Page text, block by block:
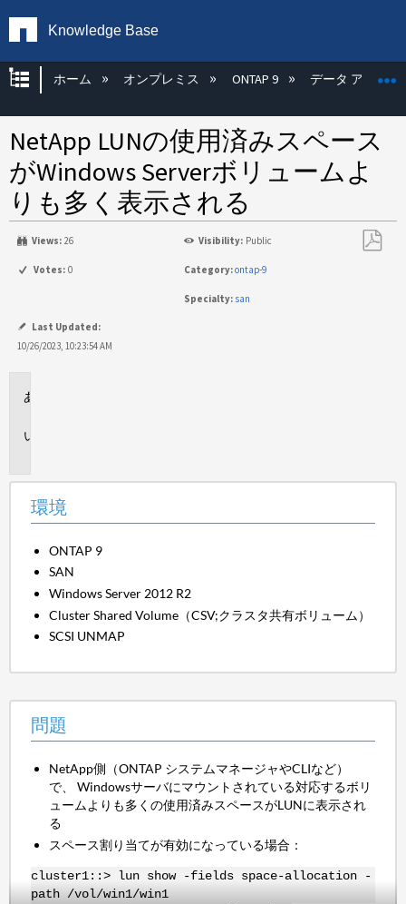
Knowledge Base
グローバル階層を展開/折りたたむ
ホーム オンプレミス ONTAP 9 データ アクセス
NetApp LUNの使用済みスペース
がWindows Serverボリュームよ
りも多く表示される
Views: 26 Visibility: Public
Votes: 0 Category:ontap-9
Specialty: san
Last Updated:
10/26/2023, 10:23:54 AM
環境
ONTAP 9
SAN
Windows Server 2012 R2
Cluster Shared Volume（CSV;クラスタ共有ボリューム）
SCSI UNMAP
問題
NetApp側（ONTAP システムマネージャやCLIなど）
で、 Windowsサーバにマウントされている対応するボリ
ュームよりも多くの使用済みスペースがLUNに表示され
る
スペース割り当てが有効になっている場合：
cluster1::> lun show -fields space-allocation -
path /vol/win1/win1